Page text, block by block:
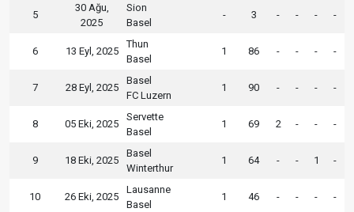
5
30 Ağu,
2025
Sion
Basel
- 3 - - - -
6 13 Eyl, 2025
Thun
Basel
1 86 - - - -
7 28 Eyl, 2025
Basel
FC Luzern
1 90 - - - -
8 05 Eki, 2025
Servette
Basel
1 69 2 - - -
9 18 Eki, 2025
Basel
Winterthur
1 64 - - 1 -
10 26 Eki, 2025
Lausanne
Basel
1 46 - - - -